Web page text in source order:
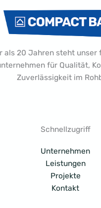
als 20 Jahren steht unser
für Qualität,
Zuverlässigkeit im
Schnellzugriff
Unternehmen
Leistungen
Projekte
Kontakt